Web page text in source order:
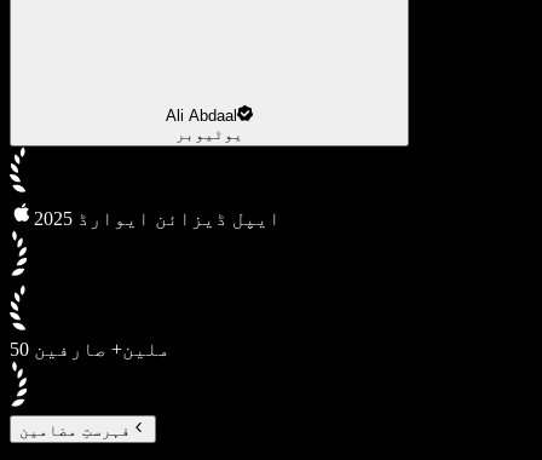
Ali Abdaal
یوٹیوبر
2025 ایپل ڈیزائن ایوارڈ
50 ملین+ صارفین
فہرستِ مضامین